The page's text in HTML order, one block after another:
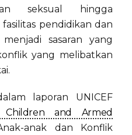
seksual hingga
pendidikan dan
sasaran yang
yang melibatkan
laporan UNICEF
and Armed
anak dan Konflik